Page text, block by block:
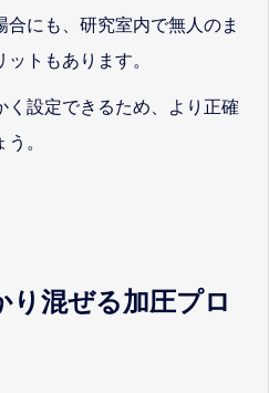
にも、研究室内で無人のま
トもあります。
く設定できるため、より正確
。
り混ぜる加圧プロ